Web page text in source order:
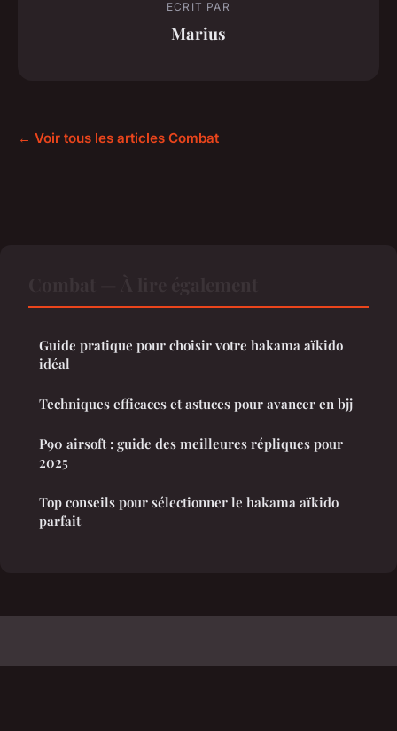
ECRIT PAR
Marius
← Voir tous les articles Combat
Guide pratique pour choisir votre hakama aïkido
idéal
Techniques efficaces et astuces pour avancer en bjj
P90 airsoft : guide des meilleures répliques pour
2025
Top conseils pour sélectionner le hakama aïkido
parfait
Triathlon Rennes